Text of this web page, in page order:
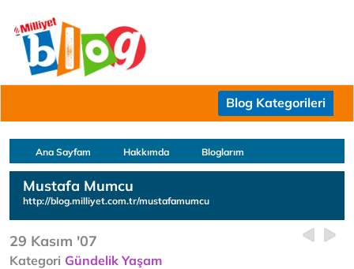
Blog Kategorileri
Ana Sayfam Hakkımda Bloglarım
Mustafa Mumcu
http://blog.milliyet.com.tr/mustafamumcu
29 Kasım '07
Kategori Gündelik Yaşam